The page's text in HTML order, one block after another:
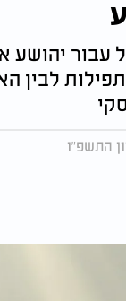
עבור